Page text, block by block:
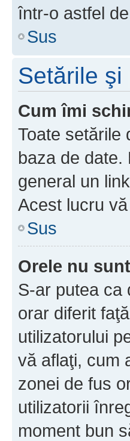
într-o astfel
Sus
Setările
Cum îmi
Toate setările
baza de date.
general un
Acest lucru
Sus
Orele nu
S-ar putea ca
orar diferit
utilizatorului
vă aflaţi, cum
zonei de fus
utilizatorii
moment bun